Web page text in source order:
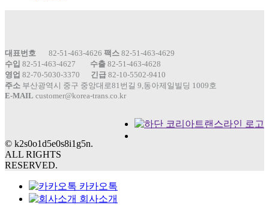
대표번호 82-51-463-4626 팩스 82-51-463-4629
수입 82-51-463-4627 수출 82-51-463-4628
영업 82-70-5030-3370 긴급 82-10-5502-9410
주소 부산광역시 중구 중앙대로81번길 9,동아제일빌딩 1009호
E-MAIL customer@korea-trans.co.kr
© k2s0o1d5e0s8i1g5n.
ALL RIGHTS
RESERVED.
카카오톡
회사소개